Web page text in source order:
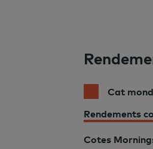
Cat
Rendements
Cotes